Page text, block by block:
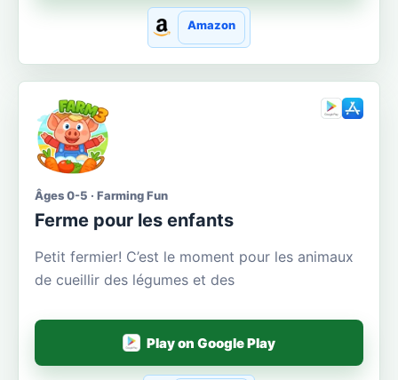
Amazon
Âges 0-5 · Farming Fun
Ferme pour les enfants
Petit fermier! C’est le moment pour les animaux
de cueillir des légumes et des
Play on Google Play